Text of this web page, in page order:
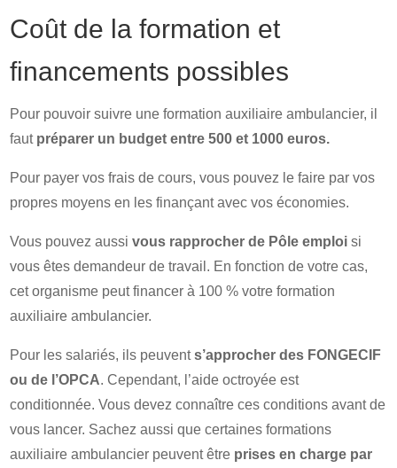
Coût de la formation et
financements possibles
Pour pouvoir suivre une formation auxiliaire ambulancier, il
faut préparer un budget entre 500 et 1000 euros.
Pour payer vos frais de cours, vous pouvez le faire par vos
propres moyens en les finançant avec vos économies.
Vous pouvez aussivous rapprocher de Pôle emploi si
vous êtes demandeur de travail. En fonction de votre cas,
cet organisme peut financer à 100 % votre formation
auxiliaire ambulancier.
Pour les salariés, ils peuvents’approcher des FONGECIF
ou de l’OPCA. Cependant, l’aide octroyée est
conditionnée. Vous devez connaître ces conditions avant de
vous lancer. Sachez aussi que certaines formations
auxiliaire ambulancier peuvent être prises en charge par